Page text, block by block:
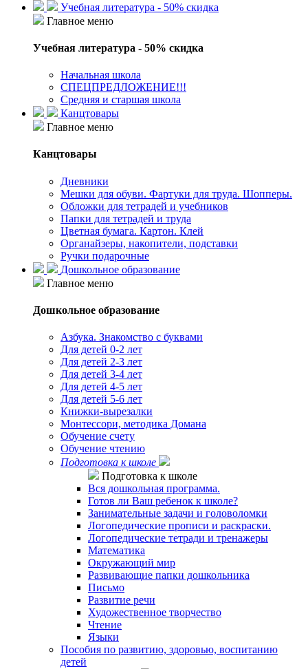
Учебная литература - 50% скидка
Главное меню
Учебная литература - 50% скидка
Начальная школа
СПЕЦПРЕДЛОЖЕНИЕ!!!
Средняя и старшая школа
Канцтовары
Главное меню
Канцтовары
Дневники
Мешки для обуви. Фартуки для труда. Шопперы.
Обложки для тетрадей и учебников
Папки для тетрадей и труда
Цветная бумага. Картон. Клей
Органайзеры, накопители, подставки
Ручки подарочные
Дошкольное образование
Главное меню
Дошкольное образование
Азбука. Знакомство с буквами
Для детей 0-2 лет
Для детей 2-3 лет
Для детей 3-4 лет
Для детей 4-5 лет
Для детей 5-6 лет
Книжки-вырезалки
Монтессори, методика Домана
Обучение счету
Обучение чтению
Подготовка к школе
Подготовка к школе
Вся дошкольная программа.
Готов ли Ваш ребенок к школе?
Занимательные задачи и головоломки
Логопедические прописи и раскраски.
Логопедические тетради и тренажеры
Математика
Окружающий мир
Развивающие папки дошкольника
Письмо
Развитие речи
Художественное творчество
Чтение
Языки
Пособия по развитию, здоровью, воспитанию
детей